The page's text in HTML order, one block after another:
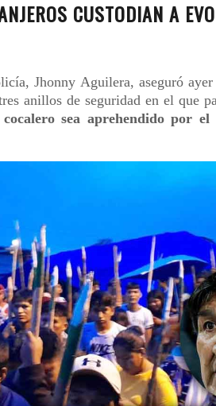
CUSTODIAN A EVO
Jhonny Aguilera, aseguró ayer
anillos de seguridad en el que
sea aprehendido por el